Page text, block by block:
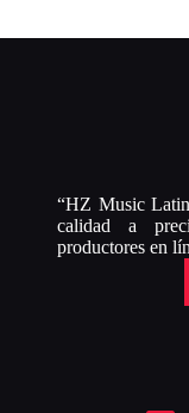
“HZ Music
calidad a
productores en